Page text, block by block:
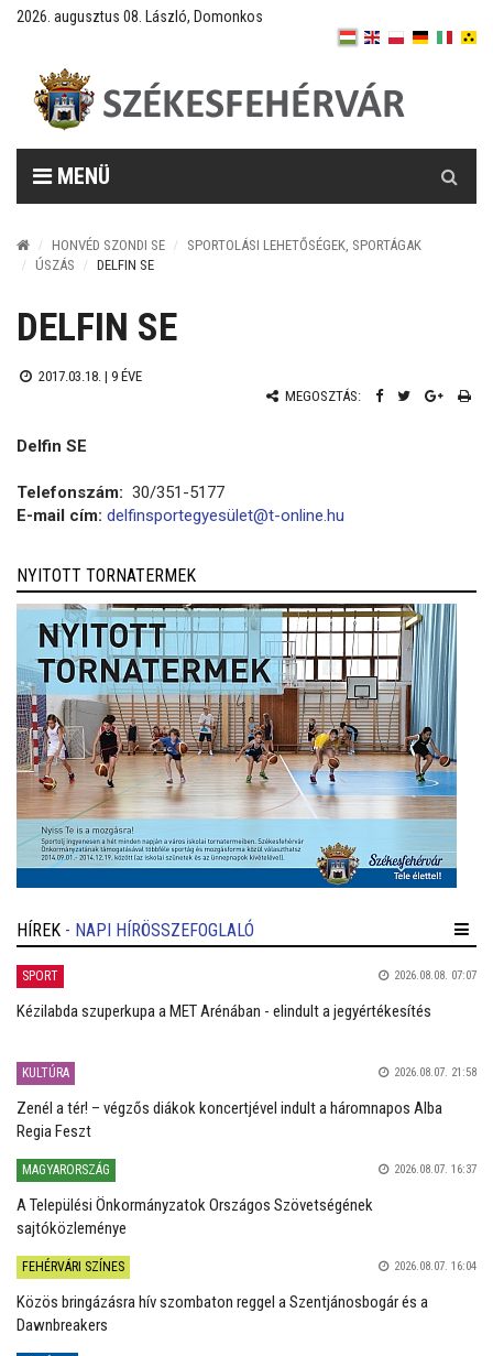
2026. augusztus 08. László, Domonkos
MENÜ
HONVÉD SZONDI SE
SPORTOLÁSI LEHETŐSÉGEK, SPORTÁGAK
ÚSZÁS
DELFIN SE
DELFIN SE
2017.03.18. | 9 ÉVE
MEGOSZTÁS:
Delfin SE
Telefonszám: 30/351-5177
E-mail cím: delfinsportegyesület@t-online.hu
NYITOTT TORNATERMEK
HÍREK - NAPI HÍRÖSSZEFOGLALÓ
SPORT 2026.08.08. 07:07
Kézilabda szuperkupa a MET Arénában - elindult a jegyértékesítés
KULTÚRA 2026.08.07. 21:58
Zenél a tér! – végzős diákok koncertjével indult a háromnapos Alba
Regia Feszt
MAGYARORSZÁG 2026.08.07. 16:37
A Települési Önkormányzatok Országos Szövetségének
sajtóközleménye
FEHÉRVÁRI SZÍNES 2026.08.07. 16:04
Közös bringázásra hív szombaton reggel a Szentjánosbogár és a
Dawnbreakers